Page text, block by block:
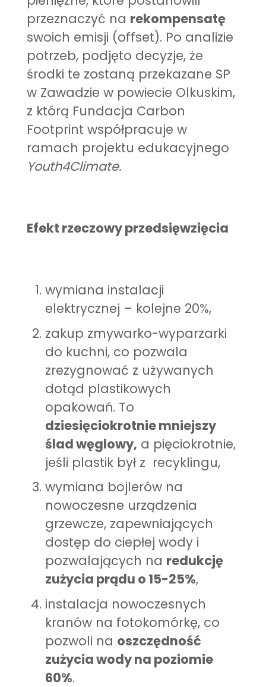
przeznaczyć na rekompensatę
swoich emisji (offset). Po analizie
potrzeb, podjęto decyzje, że
środki te zostaną przekazane SP
w Zawadzie w powiecie Olkuskim,
z którą Fundacja Carbon
Footprint współpracuje w
ramach projektu edukacyjnego
Youth4Climate.
Efekt rzeczowy przedsięwzięcia
wymiana instalacji
elektrycznej – kolejne 20%,
zakup zmywarko-wyparzarki
do kuchni, co pozwala
zrezygnować z używanych
dotąd plastikowych
opakowań. To
dziesięciokrotnie mniejszy
ślad węglowy, a pięciokrotnie,
jeśli plastik był z recyklingu,
wymiana bojlerów na
nowoczesne urządzenia
grzewcze, zapewniających
dostęp do ciepłej wody i
pozwalających na redukcję
zużycia prądu o 15-25%,
instalacja nowoczesnych
kranów na fotokomórkę, co
pozwoli na oszczędność
zużycia wody na poziomie
60%.